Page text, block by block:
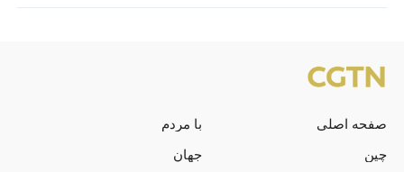
صفحه اصلی
با مردم
چین
جهان